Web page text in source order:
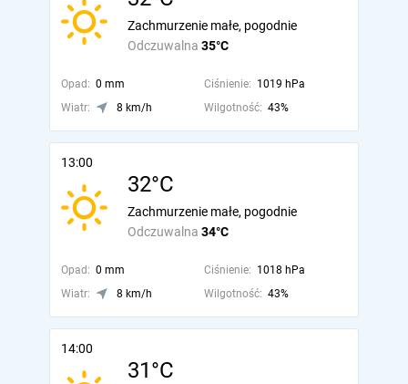
Odczuwalna 35°C
Zachmurzenie małe, pogodnie
Opad: 0 mm Ciśnienie: 1019 hPa
Wiatr:
8 km/h Wilgotność: 43%
13:00
32°C
Odczuwalna 34°C
Zachmurzenie małe, pogodnie
Opad: 0 mm Ciśnienie: 1018 hPa
Wiatr:
8 km/h Wilgotność: 43%
14:00
31°C